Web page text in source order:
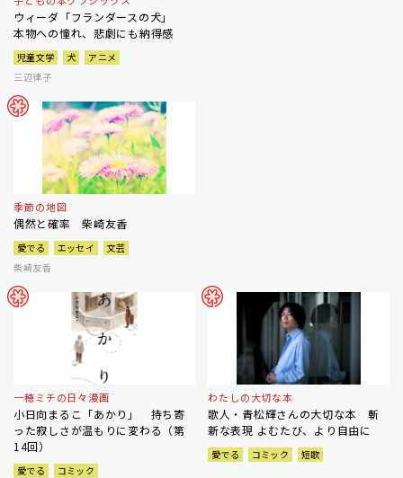
ウィーダ「フランダースの犬」
本物への憧れ、悲劇にも納得感
児童文学 犬
アニメ
三辺律子
季節の地図
偶然と確率 柴崎友香
愛でる エッセイ
文芸
柴崎友香
一穂ミチの日々漫画
小日向まるこ「あかり」 持ち寄
った寂しさが温もりに変わる（第
14回）
愛でる
コミック
わたしの大切な本
歌人・青松輝さんの大切な本 斬
新な表現 よむたび、より自由に
愛でる コミック 短歌